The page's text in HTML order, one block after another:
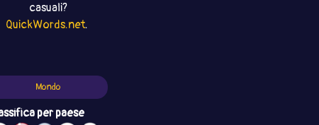
casuali?
QuickWords.net.
Mondo
per paese